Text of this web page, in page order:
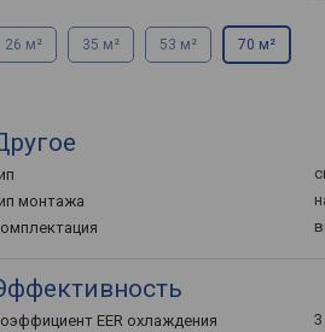
26 м² 35 м² 53 м² 70 м²
монтажа
EER охлаждения
3